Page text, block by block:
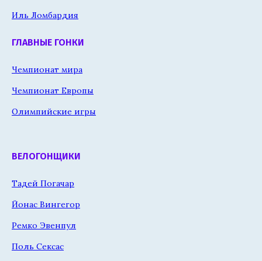
Иль Ломбардия
ГЛАВНЫЕ ГОНКИ
Чемпионат мира
Чемпионат Европы
Олимпийские игры
ВЕЛОГОНЩИКИ
Тадей Погачар
Йонас Вингегор
Ремко Эвенпул
Поль Сексас